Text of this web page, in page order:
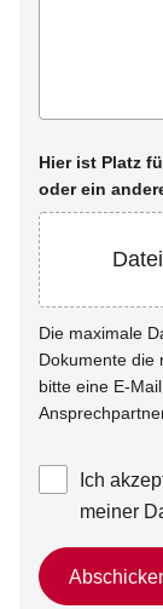
Hier ist Platz
oder ein
Die maximale
Dokumente die
bitte eine E-
Ich
meiner